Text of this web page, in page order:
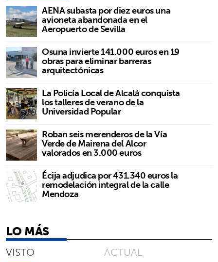
AENA subasta por diez euros una
avioneta abandonada en el
Aeropuerto de Sevilla
Osuna invierte 141.000 euros en 19
obras para eliminar barreras
arquitectónicas
La Policía Local de Alcalá conquista
los talleres de verano de la
Universidad Popular
Roban seis merenderos de la Vía
Verde de Mairena del Alcor
valorados en 3.000 euros
Écija adjudica por 431.340 euros la
remodelación integral de la calle
Mendoza
LO MÁS
VISTO ACTUAL